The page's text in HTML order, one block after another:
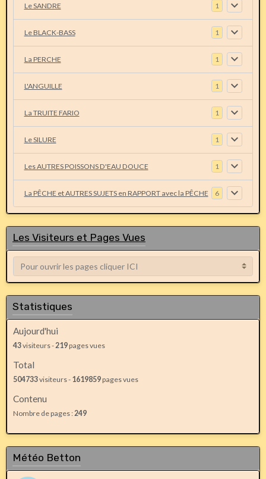
Le SANDRE 1
Le BLACK-BASS 1
La PERCHE 1
L'ANGUILLE 1
La TRUITE FARIO 1
Le SILURE 1
Les AUTRES POISSONS D'EAU DOUCE 1
La PÊCHE et AUTRES SUJETS en RAPPORT avec la PÊCHE 6
Les Visiteurs et Pages Vues
Statistiques
Aujourd'hui
43visiteurs -219pages vues
Total
504733visiteurs - 1619859pages vues
Contenu
Nombre de pages :249
Météo Betton